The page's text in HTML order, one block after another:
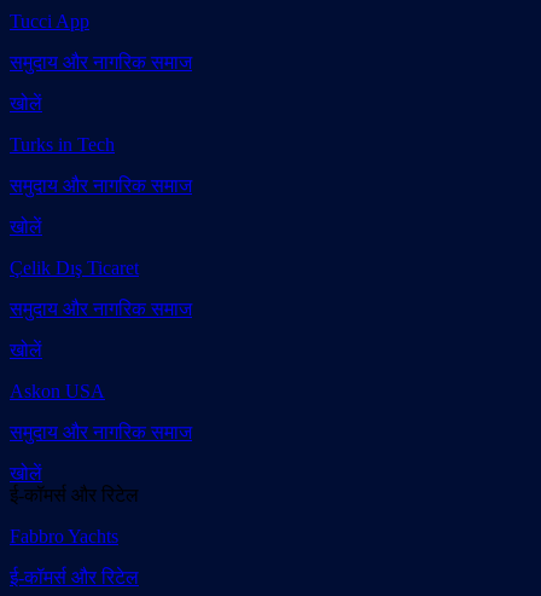
Tucci App
समुदाय और नागरिक समाज
खोलें
Turks in Tech
समुदाय और नागरिक समाज
खोलें
Çelik Dış Ticaret
समुदाय और नागरिक समाज
खोलें
Askon USA
समुदाय और नागरिक समाज
खोलें
ई-कॉमर्स और रिटेल
Fabbro Yachts
ई-कॉमर्स और रिटेल